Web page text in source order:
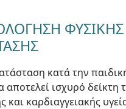
ΦΥΣΙΚΗΣ
κατά την
αποτελεί ισχυρό δείκτη
και καρδιαγγειακής